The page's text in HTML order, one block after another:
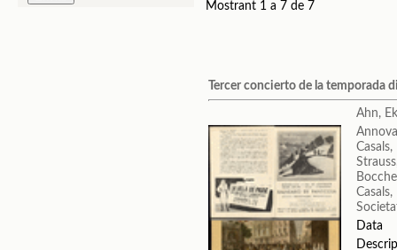
Mostrant 1 a 7 de 7
Tercer concierto de la temporada
Ahn,
Casals,
Casals,
Data